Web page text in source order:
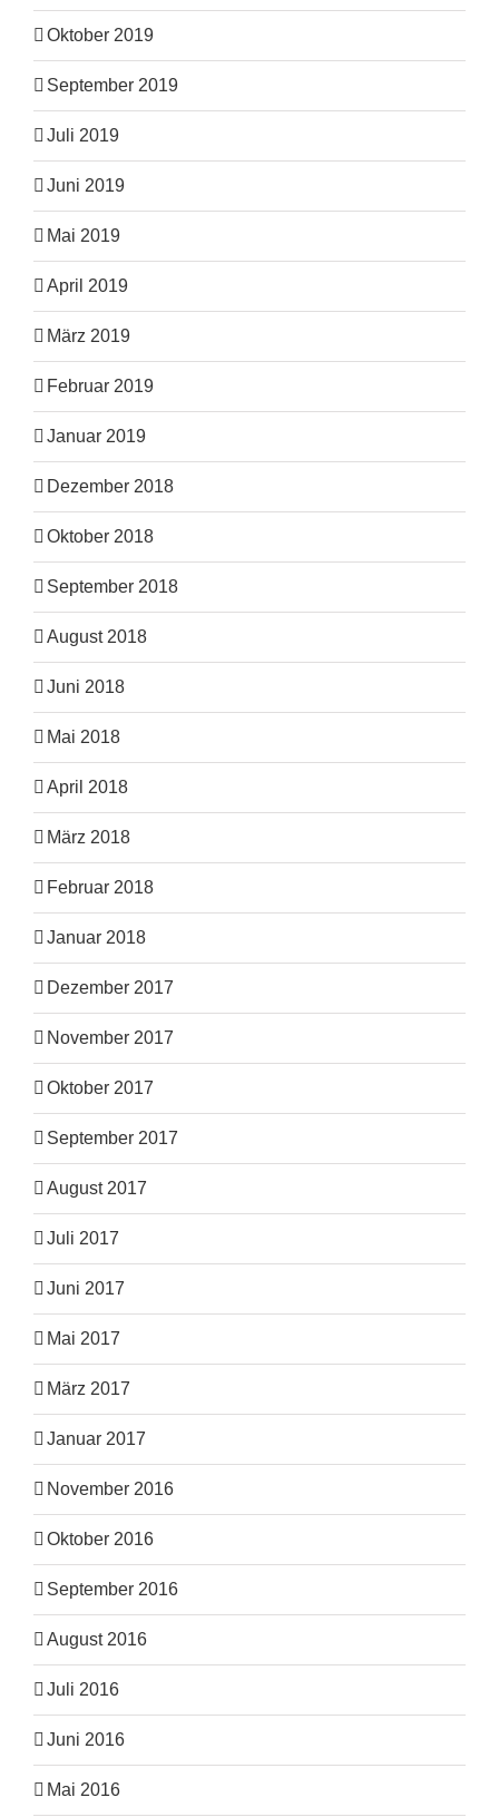
Oktober 2019
September 2019
Juli 2019
Juni 2019
Mai 2019
April 2019
März 2019
Februar 2019
Januar 2019
Dezember 2018
Oktober 2018
September 2018
August 2018
Juni 2018
Mai 2018
April 2018
März 2018
Februar 2018
Januar 2018
Dezember 2017
November 2017
Oktober 2017
September 2017
August 2017
Juli 2017
Juni 2017
Mai 2017
März 2017
Januar 2017
November 2016
Oktober 2016
September 2016
August 2016
Juli 2016
Juni 2016
Mai 2016